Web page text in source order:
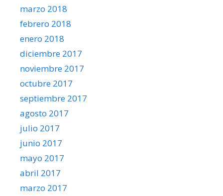
marzo 2018
febrero 2018
enero 2018
diciembre 2017
noviembre 2017
octubre 2017
septiembre 2017
agosto 2017
julio 2017
junio 2017
mayo 2017
abril 2017
marzo 2017